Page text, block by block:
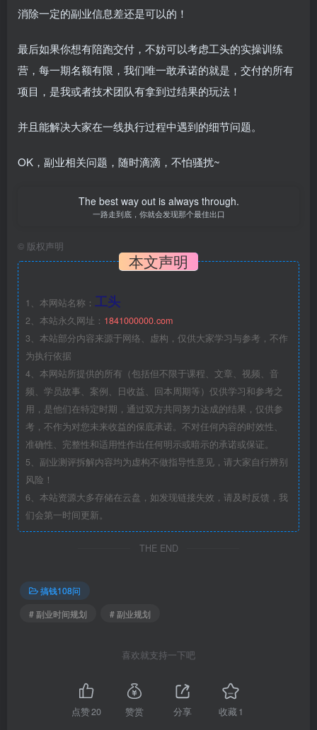
消除一定的副业信息差还是可以的！
最后如果你想有陪跑交付，不妨可以考虑工头的实操训练
营，每一期名额有限，我们唯一敢承诺的就是，交付的所有
项目，是我或者技术团队有拿到过结果的玩法！
并且能解决大家在一线执行过程中遇到的细节问题。
OK，副业相关问题，随时滴滴，不怕骚扰~
The best way out is always through.
一路走到底，你就会发现那个最佳出口
© 版权声明
本文声明
1、本网站名称： 工头
2、本站永久网址： 1841000000.com
3、本站部分内容来源于网络、虚构，仅供大家学习与参考，不作
为执行依据
4、本网站所提供的所有（包括但不限于课程、文章、视频、音
频、学员故事、案例、日收益、回本周期等）仅供学习和参考之
用，是他们在特定时期，通过双方共同努力达成的结果，仅供参
考，不作为对您未来收益的保底承诺。不对任何内容的时效性、
准确性、完整性和适用性作出任何明示或暗示的承诺或保证。
5、副业测评拆解内容均为虚构不做指导性意见，请大家自行辨别
风险！
6、本站资源大多存储在云盘，如发现链接失效，请及时反馈，我
们会第一时间更新。
THE END
搞钱108问
# 副业时间规划
# 副业规划
喜欢就支持一下吧
点赞20 赞赏 分享 收藏1